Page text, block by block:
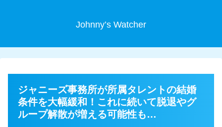
Johnny’s Watcher
ジャニーズ事務所が所属タレントの結婚
条件を大幅緩和！これに続いて脱退やグ
ループ解散が増える可能性も…